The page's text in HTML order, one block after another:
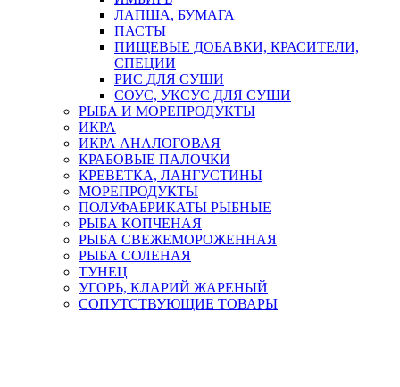
ЛАПША, БУМАГА
ПАСТЫ
ПИЩЕВЫЕ ДОБАВКИ, КРАСИТЕЛИ,
СПЕЦИИ
РИС ДЛЯ СУШИ
СОУС, УКСУС ДЛЯ СУШИ
РЫБА И МОРЕПРОДУКТЫ
ИКРА
ИКРА АНАЛОГОВАЯ
КРАБОВЫЕ ПАЛОЧКИ
КРЕВЕТКА, ЛАНГУСТИНЫ
МОРЕПРОДУКТЫ
ПОЛУФАБРИКАТЫ РЫБНЫЕ
РЫБА КОПЧЕНАЯ
РЫБА СВЕЖЕМОРОЖЕННАЯ
РЫБА СОЛЕНАЯ
ТУНЕЦ
УГОРЬ, КЛАРИЙ ЖАРЕНЫЙ
СОПУТСТВУЮЩИЕ ТОВАРЫ